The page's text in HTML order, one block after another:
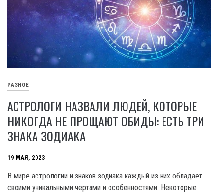
РАЗНОЕ
АСТРОЛОГИ НАЗВАЛИ ЛЮДЕЙ, КОТОРЫЕ
НИКОГДА НЕ ПРОЩАЮТ ОБИДЫ: ЕСТЬ ТРИ
ЗНАКА ЗОДИАКА
19 МАЯ, 2023
В мире астрологии и знаков зодиака каждый из них обладает
своими уникальными чертами и особенностями. Некоторые